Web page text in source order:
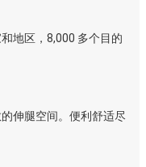
地区，8,000 多个目的
伸腿空间。便利舒适尽